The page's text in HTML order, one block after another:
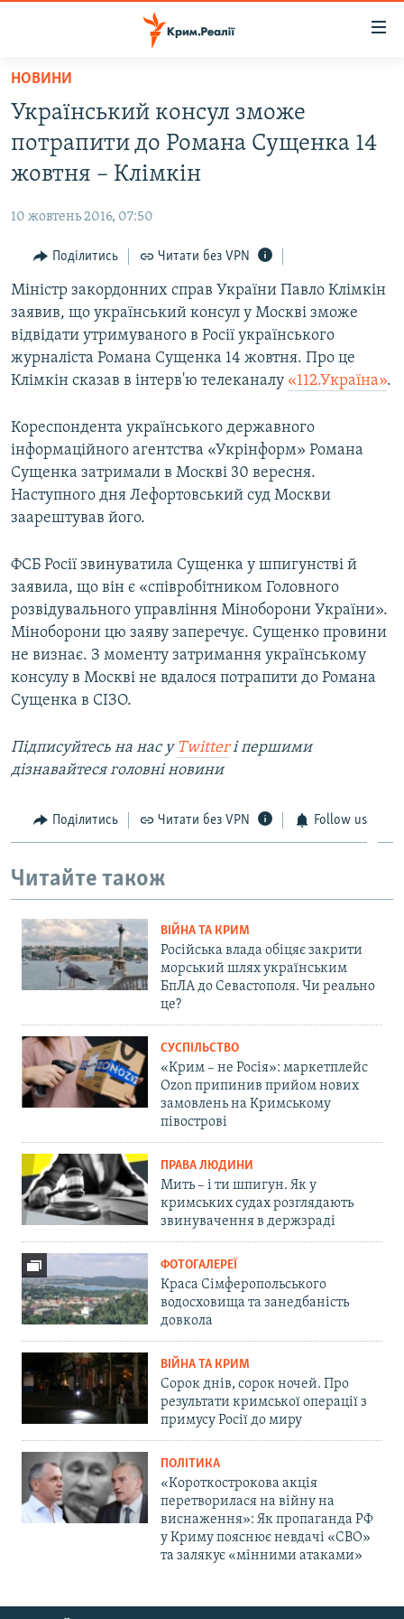
Перейти
основного
матеріалу
Перейти
до
основної
Перейти
пошуку
ВОДА.КРИМ
ВІДЕО ТА ФОТО
БЛОГИ
ПОГЛЯД
ІНТЕРВ'Ю
ВСЕ ЗА ДЕНЬ
СПЕЦПРОЕКТИ
ДЕПОРТАЦІЯ
ВІДЕОУРОКИ «ELIFBE»
СВІДЧЕННЯ ОКУПАЦІЇ
УКРАЇНСЬКА ПРОБЛЕМА КРИМУ
ІНФОГРАФІКА
ЯК ОБІЙТИ БЛОКУВАННЯ
Русский
Qırımtatar
ДОЛУЧАЙСЯ!
Усі сайти RFE/RL
НОВИНИ
Український консул зможе
потрапити до Романа Сущенка 14
жовтня – Клімкін
10 жовтень 2016, 07:50
Поділитись Читати без VPN
Міністр закордонних справ України Павло Клімкін
заявив, що український консул у Москві зможе
відвідати утримуваного в Росії українського
журналіста Романа Сущенка 14 жовтня. Про це
Клімкін сказав в інтерв'ю телеканалу «112.Україна».
Кореспондента українського державного
інформаційного агентства «Укрінформ» Романа
Сущенка затримали в Москві 30 вересня.
Наступного дня Лефортовський суд Москви
заарештував його.
ФСБ Росії звинуватила Сущенка у шпигунстві й
заявила, що він є «співробітником Головного
розвідувального управління Міноборони України».
Міноборони цю заяву заперечує. Сущенко провини
не визнає. З моменту затримання українському
консулу в Москві не вдалося потрапити до Романа
Сущенка в СІЗО.
Підписуйтесь на нас у Twitterі першими
дізнавайтеся головні новини
Поділитись Читати без VPN Follow us
Читайте також
ВІЙНА ТА КРИМ
Російська влада обіцяє закрити
морський шлях українським
БпЛА до Севастополя. Чи реально
це?
СУСПІЛЬСТВО
«Крим – не Росія»: маркетплейс
Ozon припинив прийом нових
замовлень на Кримському
півострові
ПРАВА ЛЮДИНИ
Мить – і ти шпигун. Як у
кримських судах розглядають
звинувачення в держзраді
ФОТОГАЛЕРЕЇ
Краса Сімферопольського
водосховища та занедбаність
довкола
ВІЙНА ТА КРИМ
Сорок днів, сорок ночей. Про
результати кримської операції з
примусу Росії до миру
ПОЛІТИКА
«Короткострокова акція
перетворилася на війну на
виснаження»: Як пропаганда РФ
у Криму пояснює невдачі «СВО»
та залякує «мінними атаками»